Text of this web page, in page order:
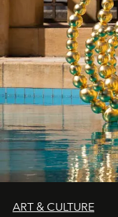
ART & CULTURE